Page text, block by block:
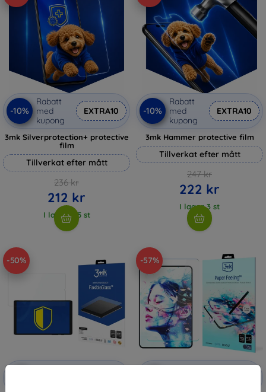
-10%
Rabatt
med
kupong
EXTRA10
3mk Silverprotection+ protective
film
Tillverkat efter mått
236 kr
212 kr
I lager > 5 st
-10%
Rabatt
med
kupong
EXTRA10
3mk Hammer protective film
Tillverkat efter mått
247 kr
222 kr
I lager 3 st
-50%
Rabatt
-57%
Rabatt